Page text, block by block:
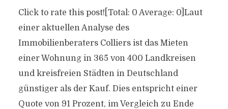
Click to rate this post![Total: 0 Average: 0]Laut
einer aktuellen Analyse des
Immobilienberaters Colliers ist das Mieten
einer Wohnung in 365 von 400 Landkreisen
und kreisfreien Städten in Deutschland
günstiger als der Kauf. Dies entspricht einer
Quote von 91 Prozent, im Vergleich zu Ende